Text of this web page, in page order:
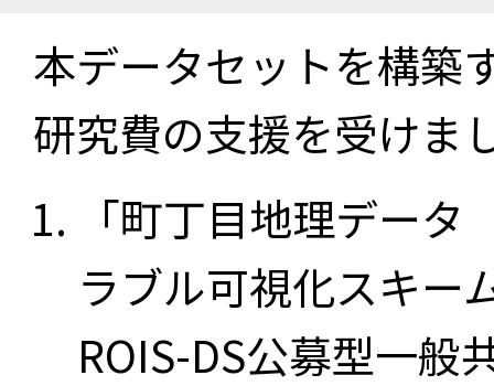
本データセットを構築
研究費の支援を受けま
「町丁目地理デー
ラブル可視化スキー
ROIS-DS公募型一般